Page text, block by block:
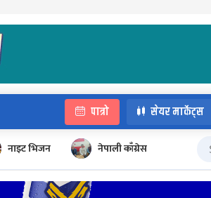
पात्रो सेयर मार्केट्स
नाइट भिजन नेपाली काँग्रेस